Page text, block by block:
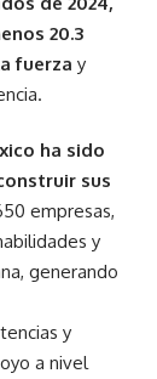
20.3
fuerza y
ha sido
sus
empresas,
y
generando
y
a nivel